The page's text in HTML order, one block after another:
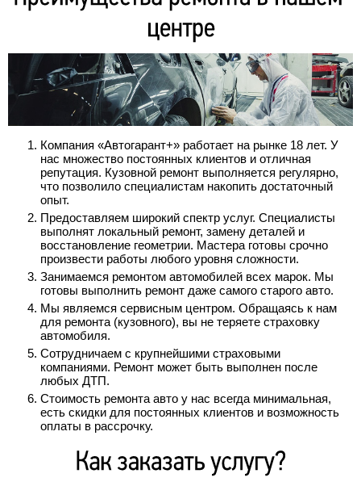
Компания «Автогарант+» работает на рынке 18 лет. У
нас множество постоянных клиентов и отличная
репутация. Кузовной ремонт выполняется регулярно,
что позволило специалистам накопить достаточный
опыт.
Предоставляем широкий спектр услуг. Специалисты
выполнят локальный ремонт, замену деталей и
восстановление геометрии. Мастера готовы срочно
произвести работы любого уровня сложности.
Занимаемся ремонтом автомобилей всех марок. Мы
готовы выполнить ремонт даже самого старого авто.
Мы являемся сервисным центром. Обращаясь к нам
для ремонта (кузовного), вы не теряете страховку
автомобиля.
Сотрудничаем с крупнейшими страховыми
компаниями. Ремонт может быть выполнен после
любых ДТП.
Стоимость ремонта авто у нас всегда минимальная,
есть скидки для постоянных клиентов и возможность
оплаты в рассрочку.